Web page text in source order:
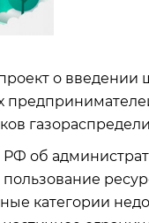
о
РФ об
категории